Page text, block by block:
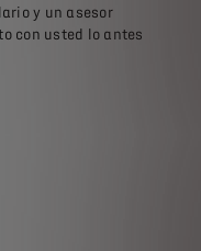
y un asesor
con usted lo antes